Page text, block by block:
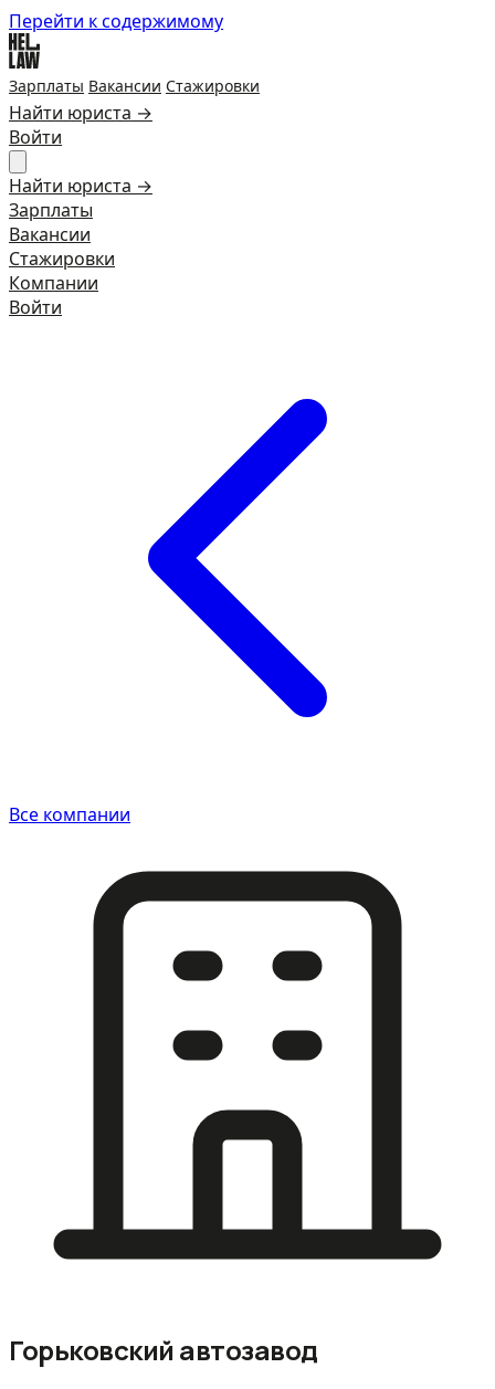
Перейти к содержимому
Зарплаты Вакансии Стажировки
Найти юриста →
Войти
Найти юриста →
Зарплаты
Вакансии
Стажировки
Компании
Войти
Все компании
Горьковский автозавод